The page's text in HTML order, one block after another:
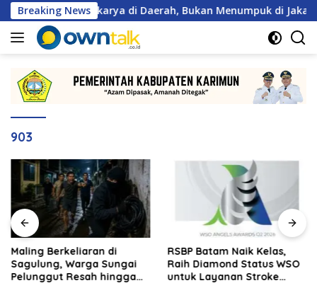
Langsung
ke
konten
Breaking News
Berkarya di Daerah, Bukan Menumpuk di Jakarta
903
Maling Berkeliaran di
Sagulung, Warga Sungai
Pelunggut Resah hingga
RSBP Batam Naik Kelas,
Raih Diamond Status WSO
untuk Layanan Stroke